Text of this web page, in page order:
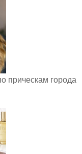
прическам города